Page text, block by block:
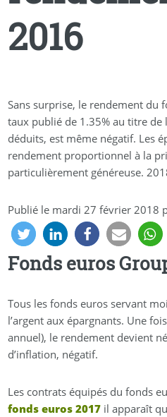
2016
Sans surprise, le rendement du
taux publié de 1.35% au titre de
déduits, est même négatif. Les
rendement proportionnel à la
particulièrement généreuse.
Publié le mardi 27 février 2018
Fonds euros
Tous les fonds euros servant
l’argent aux épargnants. Une
annuel), le rendement devient
d’inflation, négatif.
Les contrats équipés du fonds
fonds euros 2017 il apparaît